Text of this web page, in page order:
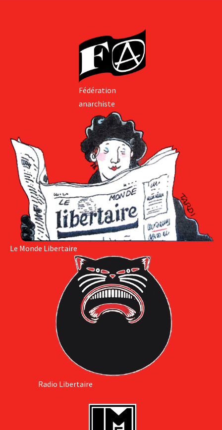
Fédération
anarchiste
Le Monde Libertaire
Radio Libertaire